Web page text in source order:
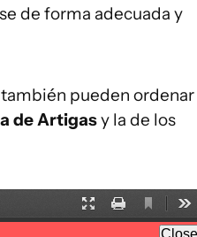
de forma adecuada y
pueden ordenar
de Artigasy la de los